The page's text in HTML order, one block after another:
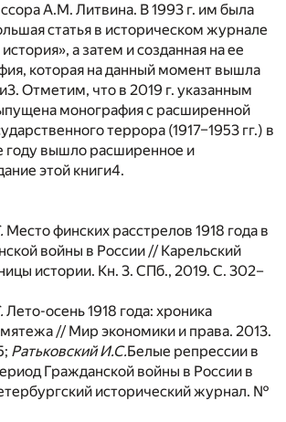
А.М. Литвина. В 1993 г. им была
статья в историческом журнале
а затем и созданная на ее
которая на данный момент вышла
3. Отметим, что в 2019 г. указанным
монография с расширенной
террора (1917–1953 гг.) в
году вышло расширенное и
этой книги4.
Место финских расстрелов 1918 года в
войны в России // Карельский
истории. Кн. 3. СПб., 2019. С. 302–
Лето-осень 1918 года: хроника
// Мир экономики и права. 2013.
Ратьковский И.С.Белые репрессии в
Гражданской войны в России в
исторический журнал. №